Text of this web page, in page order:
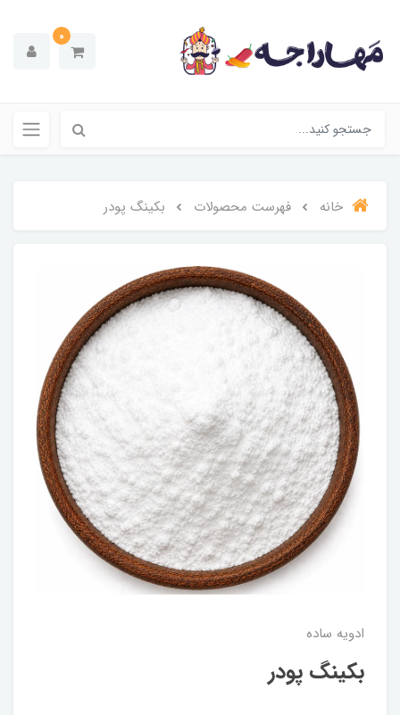
0
خانه فهرست محصولات بکینگ پودر
ادویه ساده
بکینگ پودر